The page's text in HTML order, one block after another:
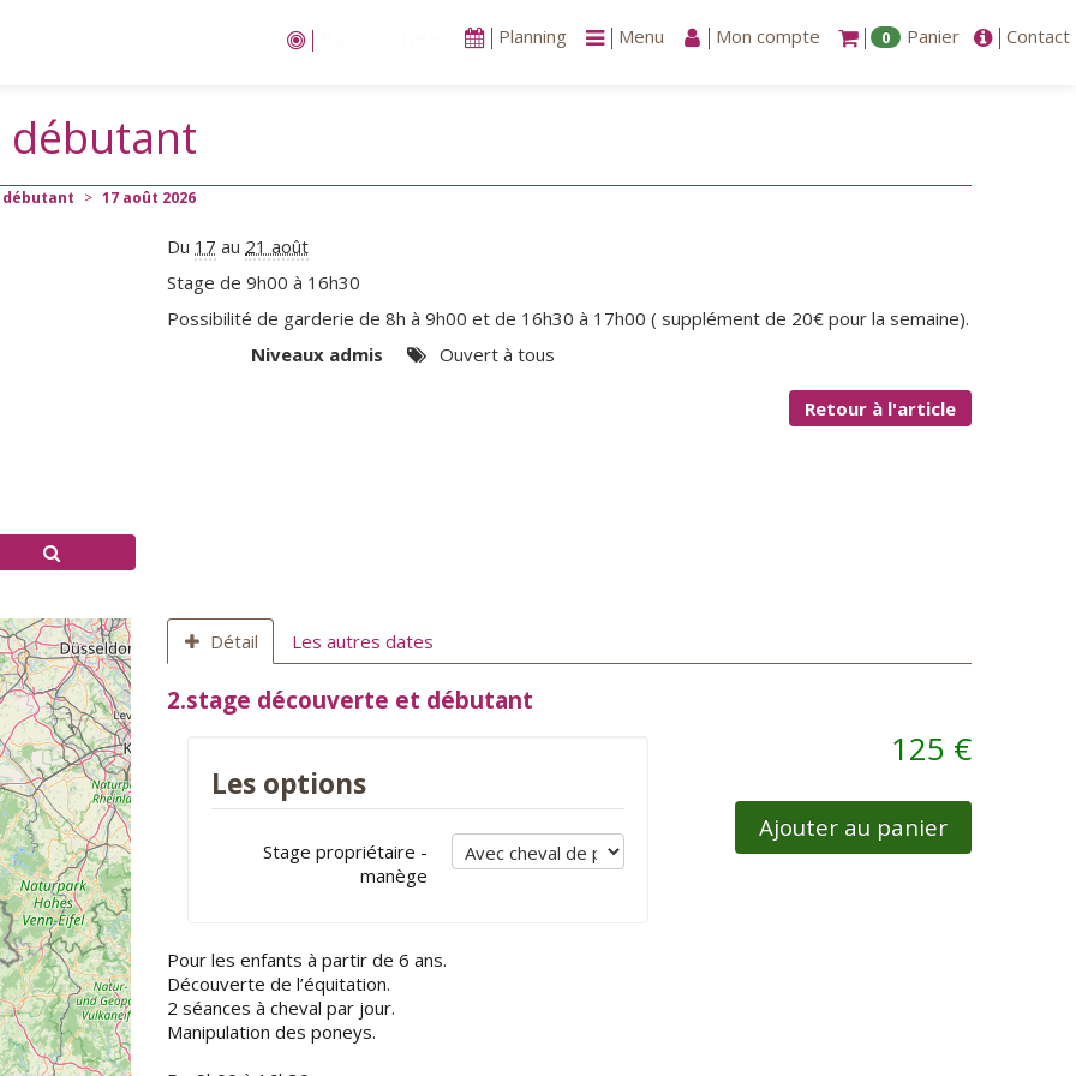
Stages vacances Planning Menu Mon compte 0 Panier Contact
débutant
débutant > 17 août 2026
Du 17 au 21 août
Stage de 9h00 à 16h30
Possibilité de garderie de 8h à 9h00 et de 16h30 à 17h00 ( supplément de 20€ pour la semaine).
Niveaux admis
Ouvert à tous
Retour à l'article
Détail Les autres dates
2.stage découverte et débutant
Les options
Stage propriétaire -
manège
125 €
Ajouter au panier
Pour les enfants à partir de 6 ans.
Découverte de l’équitation.
2 séances à cheval par jour.
Manipulation des poneys.